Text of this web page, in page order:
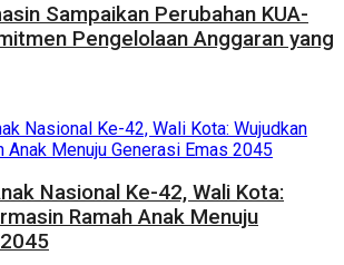
Sampaikan Perubahan KUA-
Pengelolaan Anggaran yang
Nasional Ke-42, Wali Kota:
Ramah Anak Menuju